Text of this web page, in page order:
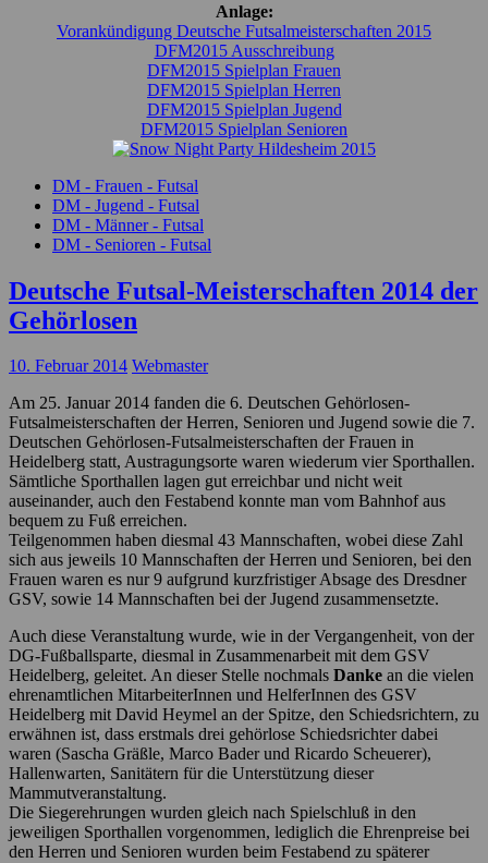
Anlage:
Vorankündigung Deutsche Futsalmeisterschaften 2015
DFM2015 Ausschreibung
DFM2015 Spielplan Frauen
DFM2015 Spielplan Herren
DFM2015 Spielplan Jugend
DFM2015 Spielplan Senioren
DM - Frauen - Futsal
DM - Jugend - Futsal
DM - Männer - Futsal
DM - Senioren - Futsal
Deutsche Futsal-Meisterschaften 2014 der
Gehörlosen
10. Februar 2014 Webmaster
Am 25. Januar 2014 fanden die 6. Deutschen Gehörlosen-
Futsalmeisterschaften der Herren, Senioren und Jugend sowie die 7.
Deutschen Gehörlosen-Futsalmeisterschaften der Frauen in
Heidelberg statt, Austragungsorte waren wiederum vier Sporthallen.
Sämtliche Sporthallen lagen gut erreichbar und nicht weit
auseinander, auch den Festabend konnte man vom Bahnhof aus
bequem zu Fuß erreichen.
Teilgenommen haben diesmal 43 Mannschaften, wobei diese Zahl
sich aus jeweils 10 Mannschaften der Herren und Senioren, bei den
Frauen waren es nur 9 aufgrund kurzfristiger Absage des Dresdner
GSV, sowie 14 Mannschaften bei der Jugend zusammensetzte.
Auch diese Veranstaltung wurde, wie in der Vergangenheit, von der
DG-Fußballsparte, diesmal in Zusammenarbeit mit dem GSV
Heidelberg, geleitet. An dieser Stelle nochmals Danke an die vielen
ehrenamtlichen MitarbeiterInnen und HelferInnen des GSV
Heidelberg mit David Heymel an der Spitze, den Schiedsrichtern, zu
erwähnen ist, dass erstmals drei gehörlose Schiedsrichter dabei
waren (Sascha Gräßle, Marco Bader und Ricardo Scheuerer),
Hallenwarten, Sanitätern für die Unterstützung dieser
Mammutveranstaltung.
Die Siegerehrungen wurden gleich nach Spielschluß in den
jeweiligen Sporthallen vorgenommen, lediglich die Ehrenpreise bei
den Herren und Senioren wurden beim Festabend zu späterer